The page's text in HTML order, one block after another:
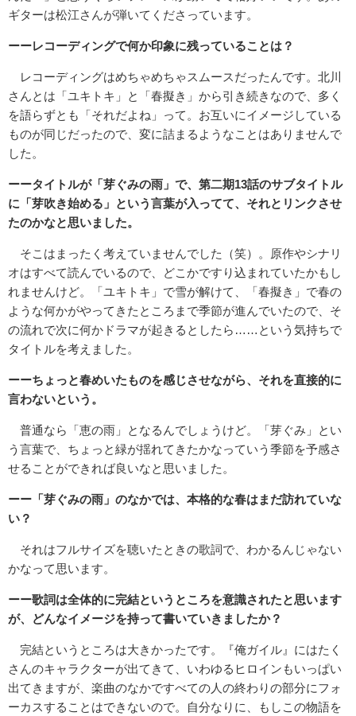
ギターは松江さんが弾いてくださっています。
ーーレコーディングで何か印象に残っていることは？
レコーディングはめちゃめちゃスムースだったんです。北川
さんとは「ユキトキ」と「春擬き」から引き続きなので、多く
を語らずとも「それだよね」って。お互いにイメージしている
ものが同じだったので、変に詰まるようなことはありませんで
した。
ーータイトルが「芽ぐみの雨」で、第二期13話のサブタイトル
に「芽吹き始める」という言葉が入ってて、それとリンクさせ
たのかなと思いました。
そこはまったく考えていませんでした（笑）。原作やシナリ
オはすべて読んでいるので、どこかですり込まれていたかもし
れませんけど。「ユキトキ」で雪が解けて、「春擬き」で春の
ような何かがやってきたところまで季節が進んでいたので、そ
の流れで次に何かドラマが起きるとしたら……という気持ちで
タイトルを考えました。
ーーちょっと春めいたものを感じさせながら、それを直接的に
言わないという。
普通なら「恵の雨」となるんでしょうけど。「芽ぐみ」とい
う言葉で、ちょっと緑が揺れてきたかなっていう季節を予感さ
せることができれば良いなと思いました。
ーー「芽ぐみの雨」のなかでは、本格的な春はまだ訪れていな
い？
それはフルサイズを聴いたときの歌詞で、わかるんじゃない
かなって思います。
ーー歌詞は全体的に完結というところを意識されたと思います
が、どんなイメージを持って書いていきましたか？
完結というところは大きかったです。『俺ガイル』にはたく
さんのキャラクターが出てきて、いわゆるヒロインもいっぱい
出てきますが、楽曲のなかですべての人の終わりの部分にフォ
ーカスすることはできないので。自分なりに、もしこの物語を